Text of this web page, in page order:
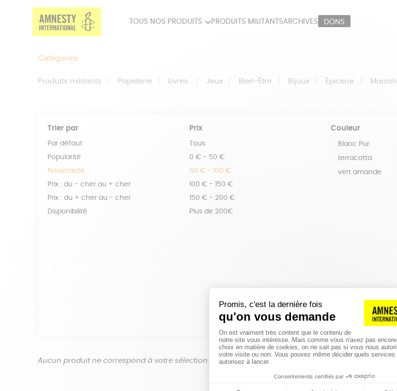
TOUS NOS PRODUITS PRODUITS MILITANTSARCHIVES DONS
Catégories
Produits militants Papeterie Livres Jeux Bien-Être Bijoux Épicerie Maison
Trier par
Par défaut
Popularité
Nouveauté
Prix : du - cher au + cher
Prix : du + cher au - cher
Disponibilité
Prix
Tous
0 € - 50 €
50 € - 100 €
100 € - 150 €
150 € - 200 €
Plus de 200€
Couleur
Blanc Pur
terracotta
vert amande
réinitialiser les filtres
Aucun produit ne correspond à votre sélection.